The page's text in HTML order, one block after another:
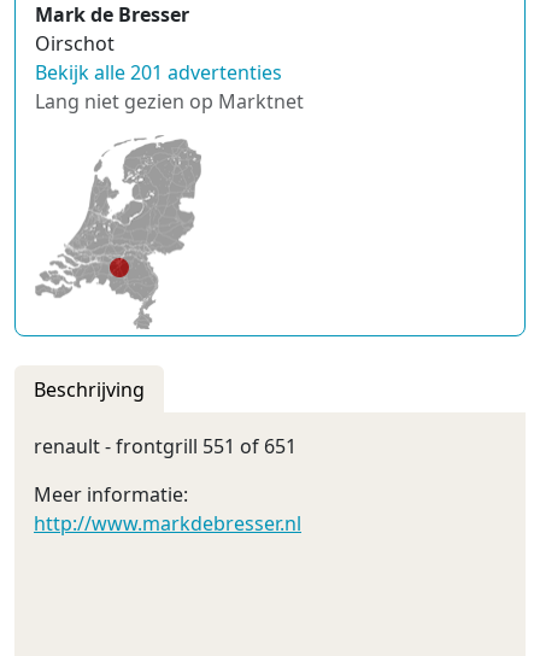
Mark de Bresser
Oirschot
Bekijk alle 201 advertenties
Lang niet gezien op Marktnet
Beschrijving
renault - frontgrill 551 of 651
Meer informatie:
http://www.markdebresser.nl